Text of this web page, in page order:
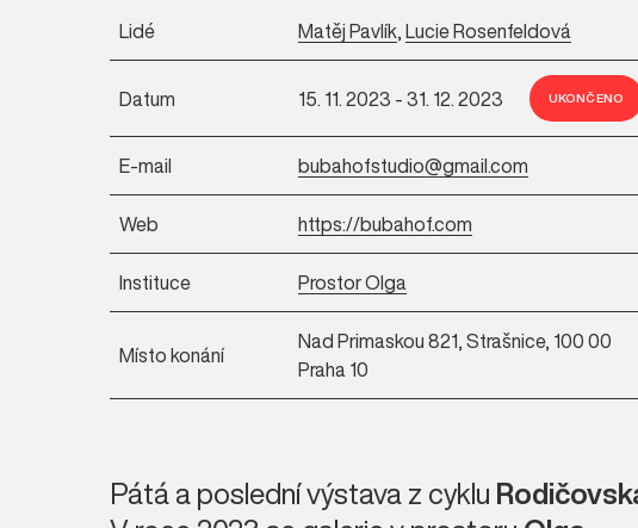
Lidé Matěj Pavlík,Lucie Rosenfeldová
Datum 15. 11. 2023 - 31. 12. 2023 UKONČENO
E-mail bubahofstudio@gmail.com
Web https://bubahof.com
Instituce Prostor Olga
Místo konání
Nad Primaskou 821, Strašnice, 100 00
Praha 10
Pátá a poslední výstava z cyklu